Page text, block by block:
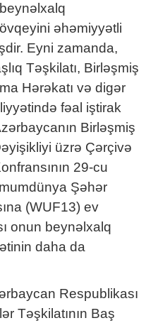
əhəmiyyətli
Eyni zamanda,
Təşkilatı, Birləşmiş
Hərəkatı və digər
fəal iştirak
Birləşmiş
üzrə Çərçivə
29-cu
Şəhər
(WUF13) ev
onun beynəlxalq
daha da
Respublikası
Təşkilatının Baş